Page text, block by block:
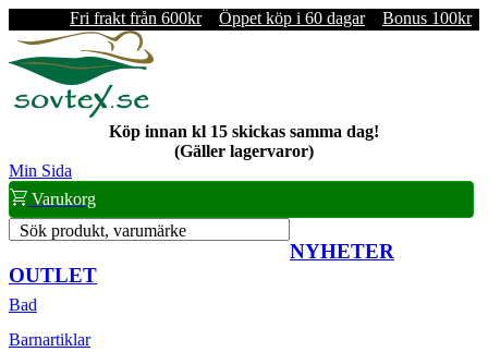
Fri frakt från 600kr Öppet köp i 60 dagar Bonus 100kr
Köp innan kl 15 skickas samma dag!
(Gäller lagervaror)
Min Sida
Varukorg
Sök produkt, varumärke
NYHETER
OUTLET
Bad
Barnartiklar